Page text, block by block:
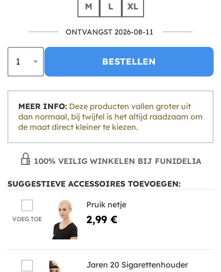
M L XL
ONTVANGST 2026-08-11
BESTELLEN
MEER INFO:
dan normaal, bij twijfel is het altijd raadzaam om
de maat direct kleiner te kiezen.
100% VEILIG WINKELEN BIJ FUNIDELIA
SUGGESTIEVE ACCESSOIRES TOEVOEGEN:
VOEG TOE
Pruik netje
2,99 €
Jaren 20 Sigarettenhouder